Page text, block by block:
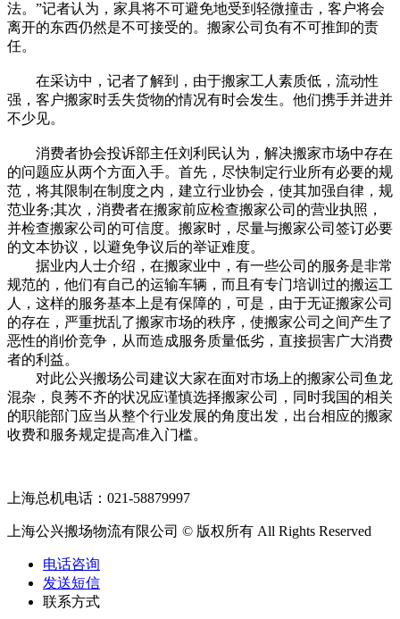
法。”记者认为，家具将不可避免地受到轻微撞击，客户将会
离开的东西仍然是不可接受的。搬家公司负有不可推卸的责
任。
在采访中，记者了解到，由于搬家工人素质低，流动性
强，客户搬家时丢失货物的情况有时会发生。他们携手并进并
不少见。
消费者协会投诉部主任刘利民认为，解决搬家市场中存在
的问题应从两个方面入手。首先，尽快制定行业所有必要的规
范，将其限制在制度之内，建立行业协会，使其加强自律，规
范业务;其次，消费者在搬家前应检查搬家公司的营业执照，
并检查搬家公司的可信度。搬家时，尽量与搬家公司签订必要
的文本协议，以避免争议后的举证难度。
据业内人士介绍，在搬家业中，有一些公司的服务是非常
规范的，他们有自己的运输车辆，而且有专门培训过的搬运工
人，这样的服务基本上是有保障的，可是，由于无证搬家公司
的存在，严重扰乱了搬家市场的秩序，使搬家公司之间产生了
恶性的削价竞争，从而造成服务质量低劣，直接损害广大消费
者的利益。
对此公兴搬场公司建议大家在面对市场上的搬家公司鱼龙
混杂，良莠不齐的状况应谨慎选择搬家公司，同时我国的相关
的职能部门应当从整个行业发展的角度出发，出台相应的搬家
收费和服务规定提高准入门槛。
上海总机电话：021-58879997
上海公兴搬场物流有限公司 © 版权所有 All Rights Reserved
电话咨询
发送短信
联系方式